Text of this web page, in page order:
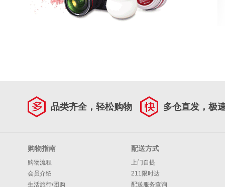
品类齐全，轻松购物 多仓直发，极
购物指南
购物流程
会员介绍
生活旅行/团购
配送方式
上门自提
211限时达
配送服务查询